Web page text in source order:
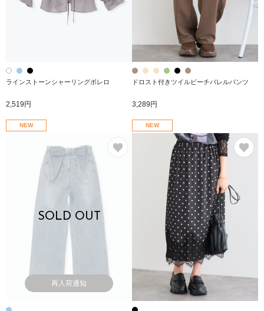
ラインストーンシャーリングボレロ
2,519円
ドロスト付きツイルピーチバレルパンツ
3,289円
NEW
SOLD OUT
再入荷通知
NEW